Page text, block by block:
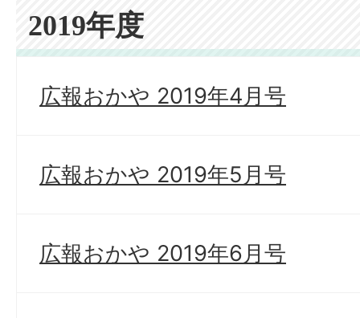
2019年度
広報おかや 2019年4月号
広報おかや 2019年5月号
広報おかや 2019年6月号